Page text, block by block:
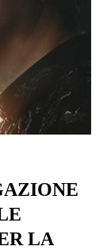
LA